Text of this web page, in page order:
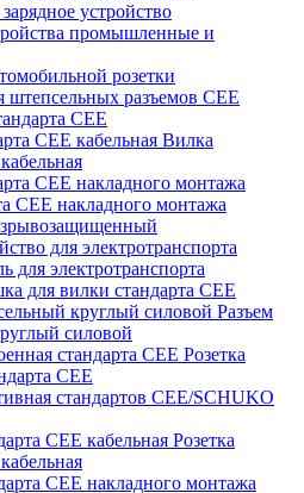
устройство
промышленные и
розетки
штепсельных разъемов CEE
CEE
Вилка
CEE накладного монтажа
для электротранспорта
для электротранспорта
для вилки стандарта CEE
Разъем
силовой
Розетка
CEE
стандартов CEE/SCHUKO
Розетка